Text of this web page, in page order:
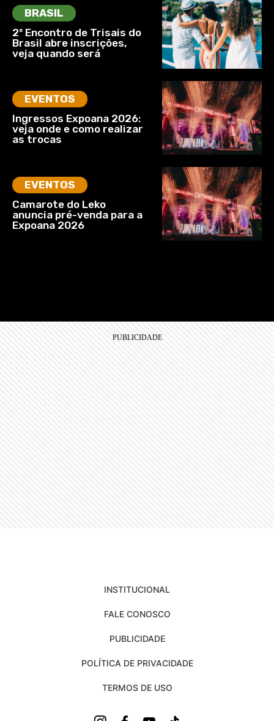
BRASIL
2º Encontro de Trisais do
Brasil abre inscrições,
veja quando será
EVENTOS
Ingressos Expoana 2026:
veja onde e como realizar
as trocas
EVENTOS
Camarote do Leko
anuncia pré-venda para a
Expoana 2026
INSTITUCIONAL
FALE CONOSCO
PUBLICIDADE
POLÍTICA DE PRIVACIDADE
TERMOS DE USO